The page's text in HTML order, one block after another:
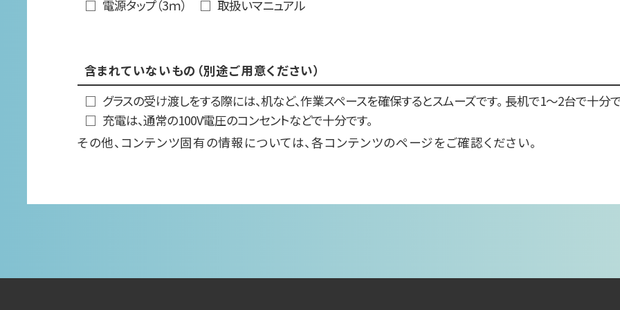
電源タップ（3ｍ） 取扱いマニュアル
含まれていないもの（別途ご用意ください）
グラスの受け渡しをする際には、机など、作業スペースを確保するとスムーズです。 長机で1～2台で十分で
充電は、通常の100V電圧のコンセントなどで十分です。
その他、コンテンツ固有の情報については、各コンテンツのページをご確認ください。